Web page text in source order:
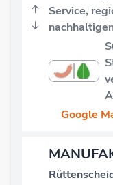
↑
↓
Service,
Google